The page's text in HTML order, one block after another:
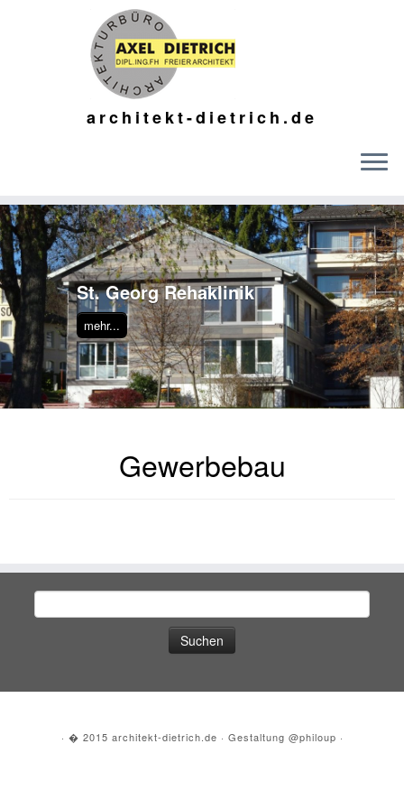
architekt-dietrich.de
St. Georg Rehaklinik
mehr...
Gewerbebau
· � 2015 architekt-dietrich.de · Gestaltung @philoup ·